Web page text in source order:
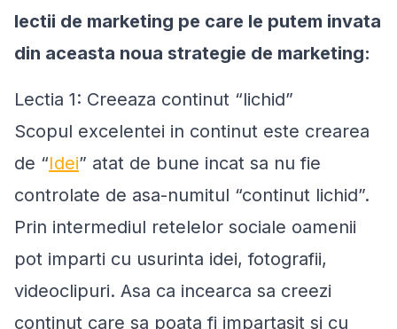
lectii de marketing pe care le putem invata
din aceasta noua strategie de marketing:
Lectia 1: Creeaza continut “lichid”
Scopul excelentei in continut este crearea
de “Idei” atat de bune incat sa nu fie
controlate de asa-numitul “continut lichid”.
Prin intermediul retelelor sociale oamenii
pot imparti cu usurinta idei, fotografii,
videoclipuri. Asa ca incearca sa creezi
continut care sa poata fi impartasit si cu